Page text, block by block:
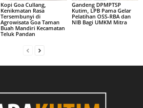
Kopi Goa Cullang,
Kenikmatan Rasa
Tersembunyi di
Agrowisata Goa Taman
Buah Mandiri Kecamatan
Teluk Pandan
Gandeng DPMPTSP
Kutim, LPB Pama Gelar
Pelatihan OSS-RBA dan
NIB Bagi UMKM Mitra